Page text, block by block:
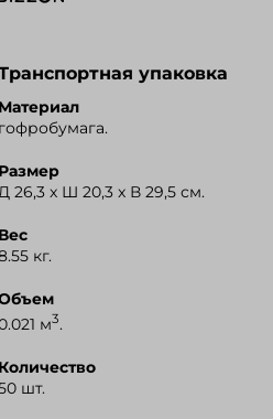
упаковка
26,3 x Ш 20,3 x В 29,5 см.
кг.
м3.
шт.